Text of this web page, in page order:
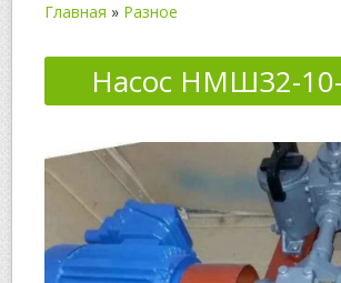
Главная » Разное
Насос НМШ32-